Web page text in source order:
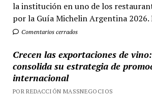
la institución en uno de los
por la Guía Michelin Argentina 2026.
Comentarios cerrados
Crecen las exportaciones de
consolida su estrategia de
internacional
POR REDACCIÓN MASSNEGOCIOS